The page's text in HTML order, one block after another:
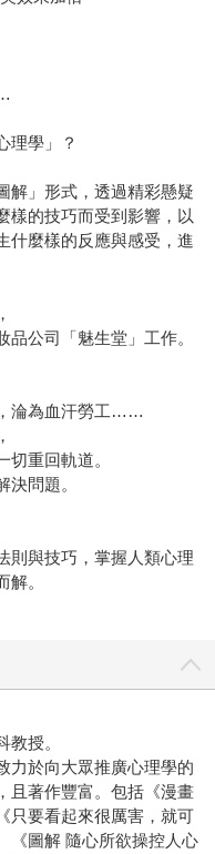
理學」？
」形式，透過精彩懸疑
樣的技巧而受到影響，以
什麼樣的反應與感受，進
公司「魅生堂」工作。
淪為血汗勞工……
重回軌道。
問題。
與技巧，掌握人類心理
。
授。
力於向大眾推廣心理學的
且著作豐富。包括《漫畫
只要看起來很厲害，就可
《圖解 隨心所欲操控人心